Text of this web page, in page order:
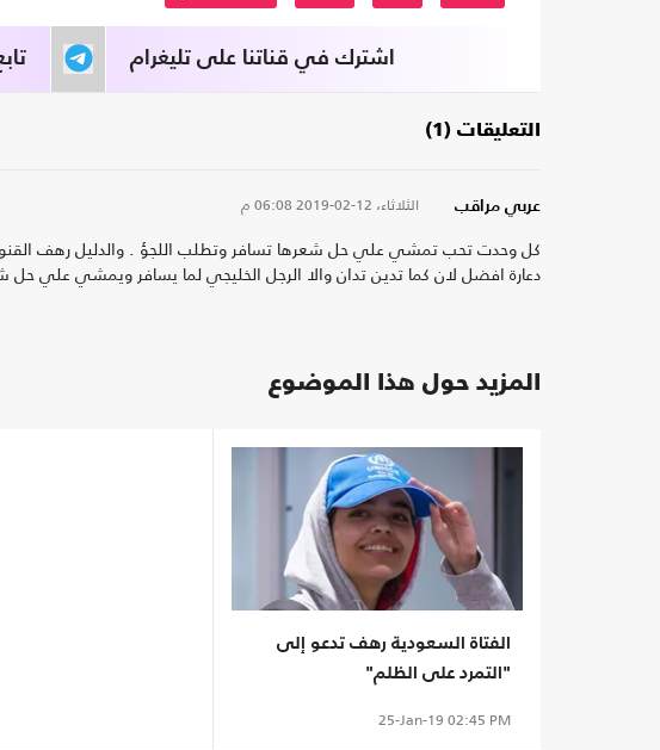
اشترك في قناتنا على تليغرام
التعليقات (1)
عربي مراقب الثلاثاء، 12-02-2019 06:08 م
كل وحدت تحب تمشي علي حل شعرها تسافر وتطلب اللجؤ . والدليل رهف القنون
دعارة افضل لان كما تدين تدان والا الرجل الخليجي لما يسافر ويمشي علي حل
المزيد حول هذا الموضوع
الفتاة السعودية رهف تدعو إلى
"التمرد على الظلم"
25-Jan-19 02:45 PM